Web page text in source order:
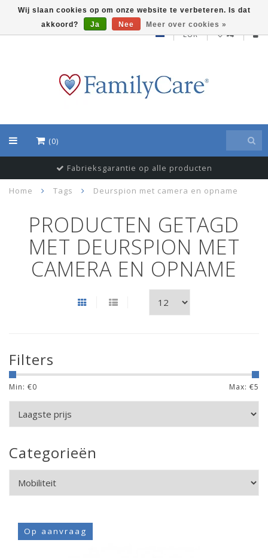
EUR
(0)
Fabrieksgarantie op alle producten
Home Tags Deurspion met camera en opname
PRODUCTEN GETAGD
MET DEURSPION MET
CAMERA EN OPNAME
Filters
Min: €0 Max: €5
Categorieën
Op aanvraag
Wij slaan cookies op om onze website te verbeteren. Is dat
akkoord?
Ja Nee Meer over cookies »